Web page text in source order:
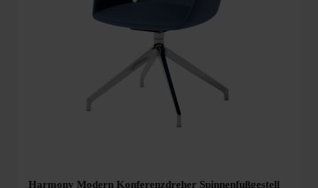
Harmony Modern Konferenzdreher Spinnenfußgestell